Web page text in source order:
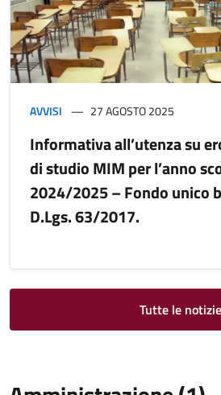
AVVISI 27 AGOSTO 2025
Informativa all’utenza su
di studio MIM per l’anno
2024/2025 – Fondo unico
D.Lgs. 63/2017.
Tutte le notizie